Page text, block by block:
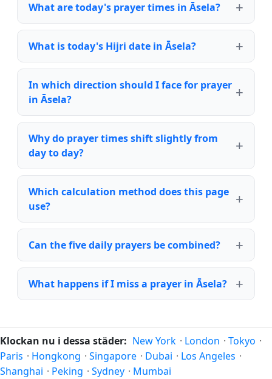
What are today's prayer times in Āsela?
What is today's Hijri date in Āsela?
In which direction should I face for prayer
in Āsela?
Why do prayer times shift slightly from
day to day?
Which calculation method does this page
use?
Can the five daily prayers be combined?
What happens if I miss a prayer in Āsela?
Klockan nu i dessa städer: New York · London · Tokyo ·
Paris · Hongkong · Singapore · Dubai · Los Angeles ·
Shanghai · Peking · Sydney · Mumbai